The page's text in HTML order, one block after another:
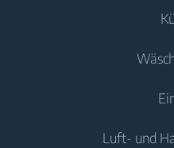
Kühl-/
Freistehende
Luft- und